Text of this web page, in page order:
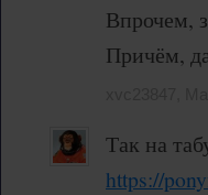
Впрочем,
Причём,
Так на
https://